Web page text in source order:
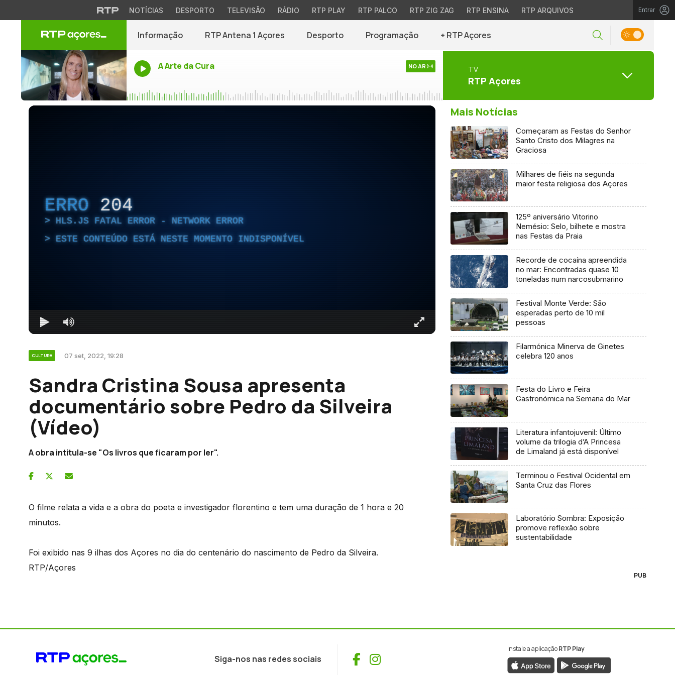
NOTÍCIAS DESPORTO TELEVISÃO RÁDIO RTP PLAY RTP PALCO RTP ZIG ZAG RTP ENSINA RTP ARQUIVOS Entrar
Informação RTP Antena 1 Açores Desporto Programação + RTP Açores
A Arte da Cura NO AR TV
RTP Açores
ERRO 204
HLS.JS FATAL ERROR - NETWORK ERROR
ESTE CONTEÚDO ESTÁ NESTE MOMENTO INDISPONÍVEL
CULTURA 07 set, 2022, 19:28
Sandra Cristina Sousa apresenta
documentário sobre Pedro da Silveira
(Vídeo)
A obra intitula-se "Os livros que ficaram por ler".
O filme relata a vida e a obra do poeta e investigador florentino e tem uma duração de 1 hora e 20
minutos.
Foi exibido nas 9 ilhas dos Açores no dia do centenário do nascimento de Pedro da Silveira.
RTP/Açores
Mais Notícias
Começaram as Festas do Senhor
Santo Cristo dos Milagres na
Graciosa
Milhares de fiéis na segunda
maior festa religiosa dos Açores
125º aniversário Vitorino
Nemésio: Selo, bilhete e mostra
nas Festas da Praia
Recorde de cocaína apreendida
no mar: Encontradas quase 10
toneladas num narcosubmarino
Festival Monte Verde: São
esperadas perto de 10 mil
pessoas
Filarmónica Minerva de Ginetes
celebra 120 anos
Festa do Livro e Feira
Gastronómica na Semana do Mar
Literatura infantojuvenil: Último
volume da trilogia d’A Princesa
de Limaland já está disponível
Terminou o Festival Ocidental em
Santa Cruz das Flores
Laboratório Sombra: Exposição
promove reflexão sobre
sustentabilidade
PUB
Siga-nos nas redes sociais Facebook
Instagram
Instale a aplicaçãoRTP Play